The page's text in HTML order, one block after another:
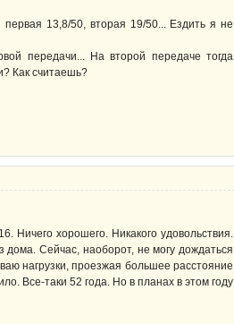
13,8/50, вторая 19/50... Ездить я не
передачи... На второй передаче тогда
Как считаешь?
Ничего хорошего. Никакого удовольствия.
Сейчас, наоборот, не могу дождаться
нагрузки, проезжая большее расстояние
Все-таки 52 года. Но в планах в этом году